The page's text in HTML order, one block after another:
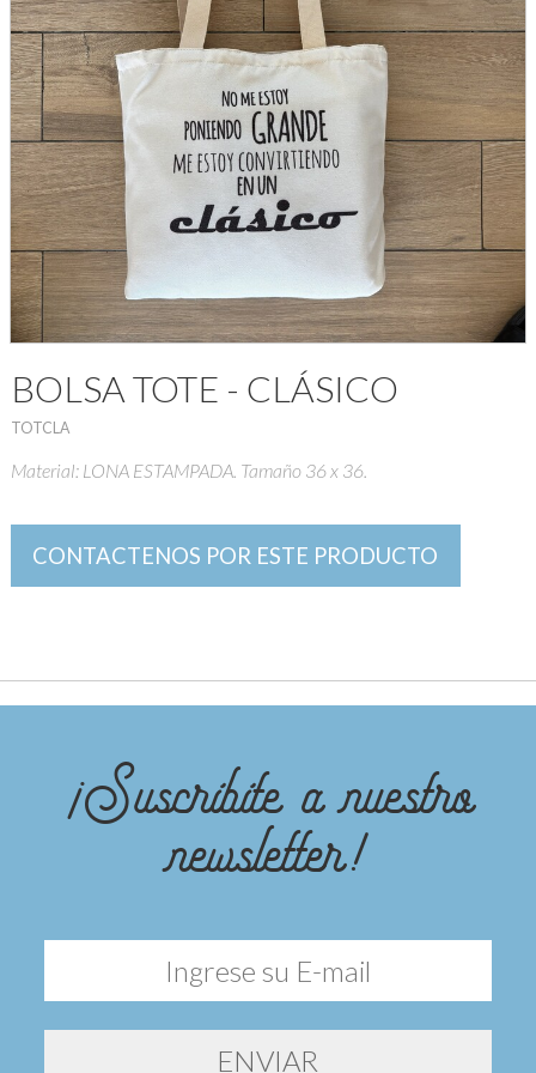
BOLSA TOTE - CLÁSICO
TOTCLA
Material: LONA ESTAMPADA. Tamaño 36 x 36.
CONTACTENOS POR ESTE PRODUCTO
¡Suscribite a nuestro
newsletter!